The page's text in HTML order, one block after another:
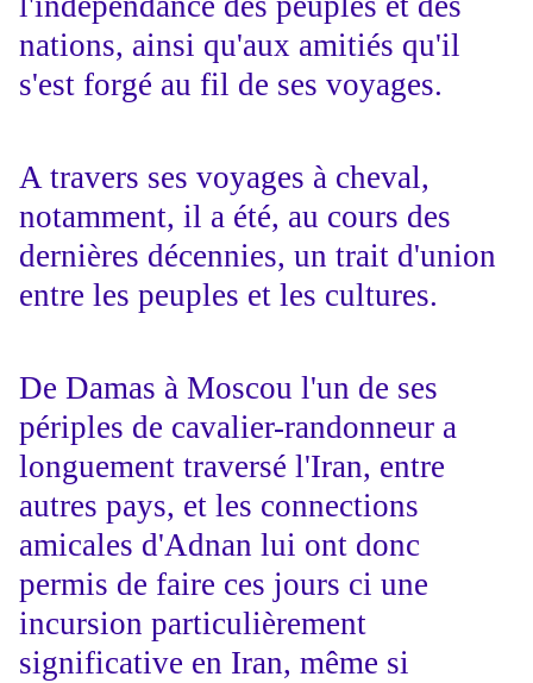
nations, ainsi qu'aux amitiés qu'il
s'est forgé au fil de ses voyages.
A travers ses voyages à cheval,
notamment, il a été, au cours des
dernières décennies, un trait d'union
entre les peuples et les cultures.
De Damas à Moscou l'un de ses
périples de cavalier-randonneur a
longuement traversé l'Iran, entre
autres pays, et les connections
amicales d'Adnan lui ont donc
permis de faire ces jours ci une
incursion particulièrement
significative en Iran, même si